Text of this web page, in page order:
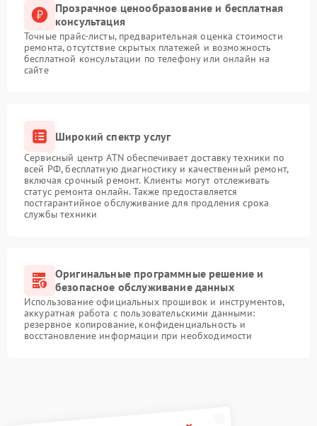
Прозрачное ценообразование и бесплатная
консультация
Точные прайс-листы, предварительная оценка стоимости
ремонта, отсутствие скрытых платежей и возможность
бесплатной консультации по телефону или онлайн на
сайте
Широкий спектр услуг
Сервисный центр ATN обеспечивает доставку техники по
всей РФ, бесплатную диагностику и качественный ремонт,
включая срочный ремонт. Клиенты могут отслеживать
статус ремонта онлайн. Также предоставляется
постгарантийное обслуживание для продления срока
службы техники
Оригинальные программные решение и
безопасное обслуживание данных
Использование официальных прошивок и инструментов,
аккуратная работа с пользовательскими данными:
резервное копирование, конфиденциальность и
восстановление информации при необходимости